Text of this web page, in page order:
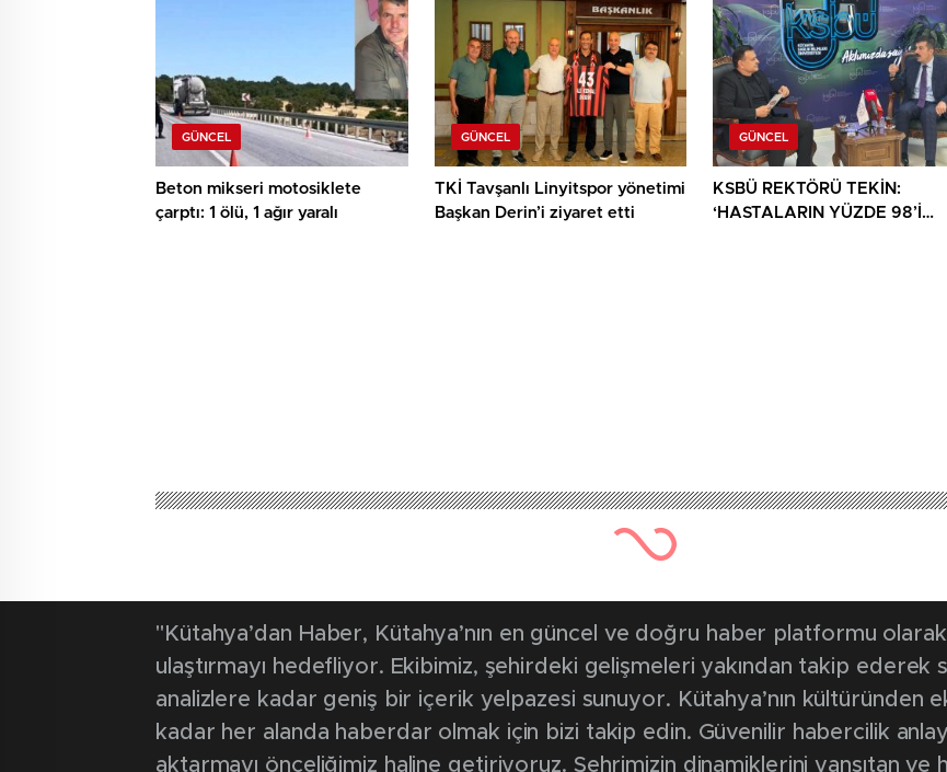
GÜNCEL
Beton mikseri motosiklete
çarptı: 1 ölü, 1 ağır yaralı
GÜNCEL
TKİ Tavşanlı Linyitspor yönetimi
Başkan Derin’i ziyaret etti
GÜNCEL
KSBÜ REKTÖRÜ TEKİN:
‘HASTALARIN YÜZDE 98’İ
"Kütahya’dan Haber, Kütahya’nın en güncel ve doğru haber platformu
ulaştırmayı hedefliyor. Ekibimiz, şehirdeki gelişmeleri yakından takip ederek
analizlere kadar geniş bir içerik yelpazesi sunuyor. Kütahya’nın kültüründen
kadar her alanda haberdar olmak için bizi takip edin. Güvenilir habercilik
aktarmayı önceliğimiz haline getiriyoruz. Şehrimizin dinamiklerini yansıtan ve